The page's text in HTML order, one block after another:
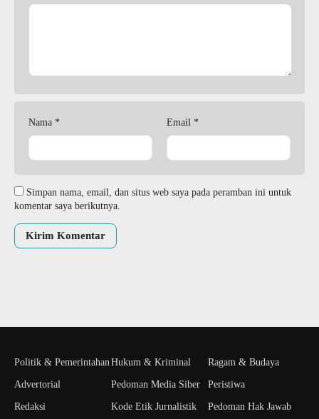
Nama * Email *
Simpan nama, email, dan situs web saya pada peramban ini untuk
komentar saya berikutnya.
Politik & Pemerintahan
Advertorial
Redaksi
Hukum & Kriminal
Pedoman Media Siber
Kode Etik Jurnalistik
Ragam & Budaya
Peristiwa
Pedoman Hak Jawab